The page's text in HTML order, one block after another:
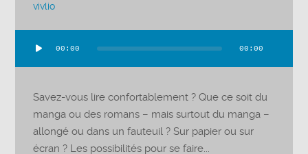
vivlio
Lecteur
audio
00:00 00:00
Savez-vous lire confortablement ? Que ce soit du
manga ou des romans – mais surtout du manga –
allongé ou dans un fauteuil ? Sur papier ou sur
écran ? Les possibilités pour se faire...